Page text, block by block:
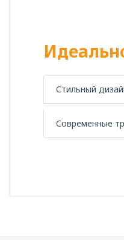
Стильный
Современные